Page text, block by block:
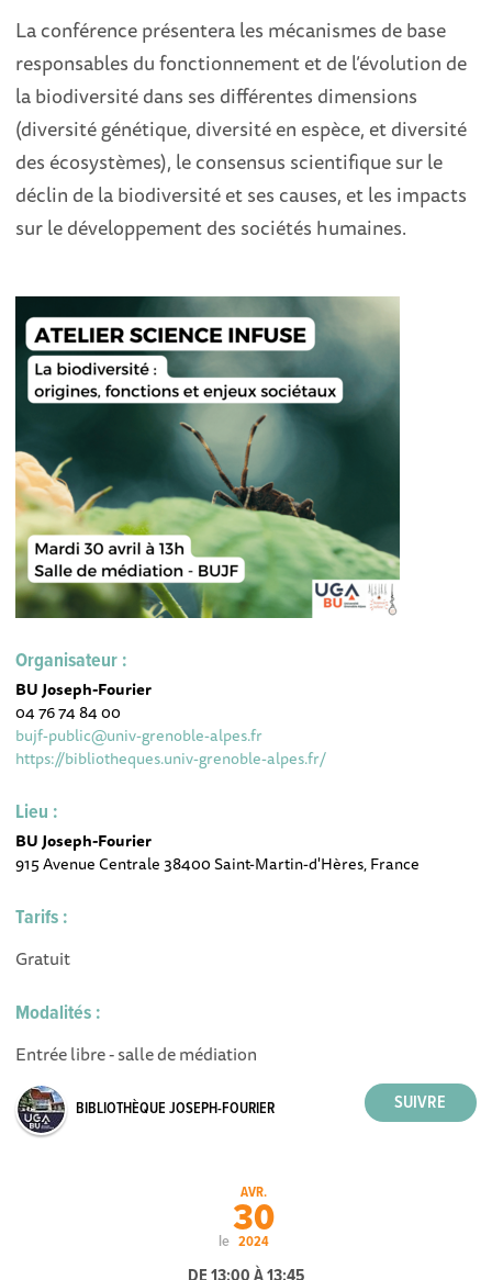
La conférence présentera les mécanismes de base
responsables du fonctionnement et de l’évolution de
la biodiversité dans ses différentes dimensions
(diversité génétique, diversité en espèce, et diversité
des écosystèmes), le consensus scientifique sur le
déclin de la biodiversité et ses causes, et les impacts
sur le développement des sociétés humaines.
Organisateur :
BU Joseph-Fourier
04 76 74 84 00
bujf-public@univ-grenoble-alpes.fr
https://bibliotheques.univ-grenoble-alpes.fr/
Lieu :
BU Joseph-Fourier
915 Avenue Centrale 38400 Saint-Martin-d'Hères, France
Tarifs :
Gratuit
Modalités :
Entrée libre - salle de médiation
BIBLIOTHÈQUE JOSEPH-FOURIER
le
AVR.
30
2024